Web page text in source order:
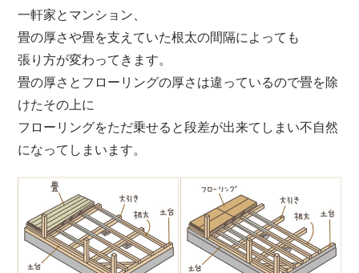
一軒家とマンション、
畳の厚さや畳を支えていた根太の間隔によっても
張り方が変わってきます。
畳の厚さとフローリングの厚さは違っているので畳を除
けたその上に
フローリングをただ乗せると段差が出来てしまい不自然
になってしまいます。